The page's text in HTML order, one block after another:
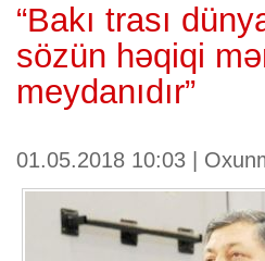
“Bakı trası
sözün həqiqi
meydanıdır”
01.05.2018 10:03 |